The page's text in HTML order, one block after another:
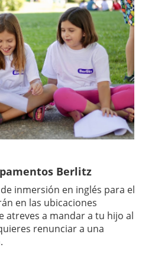
Berlitz
inmersión en inglés para el
en las ubicaciones
atreves a mandar a tu hijo al
renunciar a una